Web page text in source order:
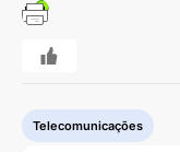
Telecomunicações